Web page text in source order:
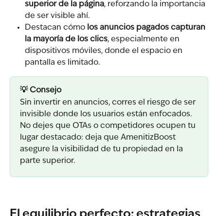
superior de la página, reforzando la importancia
de ser visible ahí.
Destacan cómo los anuncios pagados capturan
la mayoría de los clics, especialmente en
dispositivos móviles, donde el espacio en
pantalla es limitado.
💡 Consejo
Sin invertir en anuncios, corres el riesgo de ser
invisible donde los usuarios están enfocados.
No dejes que OTAs o competidores ocupen tu
lugar destacado: deja que AmenitizBoost
asegure la visibilidad de tu propiedad en la
parte superior.